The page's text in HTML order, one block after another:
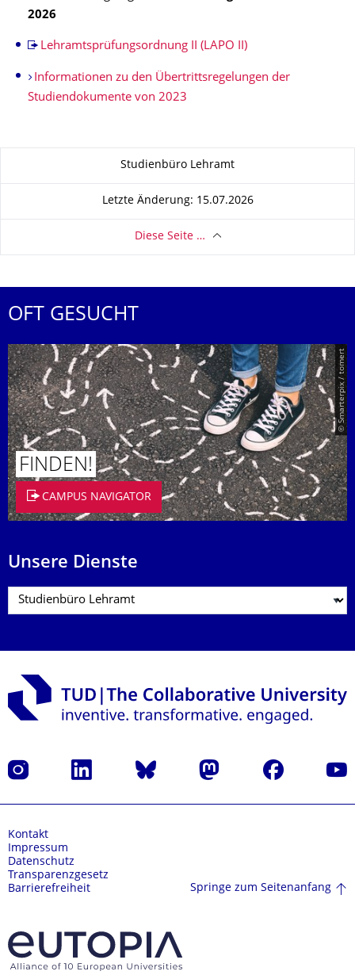
2026
Lehramtsprüfungsordnung II (LAPO II)
Informationen zu den Übertrittsregelungen der
Studiendokumente von 2023
Zu dieser SeiteStudienbüro Lehramt
Letzte Änderung: 15.07.2026
Diese Seite …
OFT GESUCHT
© Smarterpix / tomert
FINDEN!
CAMPUS NAVIGATOR
Unsere Dienste
Instagram LinkedIn Bluesky Mastodon Facebook
Kontakt
Impressum
Datenschutz
Transparenzgesetz
Barrierefreiheit
Springe zum Seitenanfang